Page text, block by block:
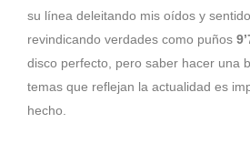
su línea deleitando mis oídos y
revindicando verdades como puños
disco perfecto, pero saber hacer una
temas que reflejan la actualidad es
hecho.